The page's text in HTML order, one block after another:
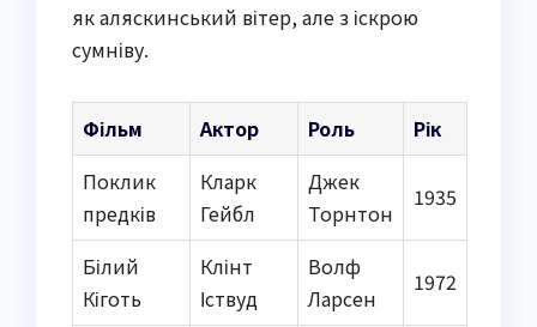
як аляскинський вітер, але з іскрою
сумніву.
Фільм Актор Роль
Рік
Поклик
предків
Кларк
Гейбл
Джек
Торнтон
1935
Білий
Кіготь
Клінт
Іствуд
Волф
Ларсен
1972